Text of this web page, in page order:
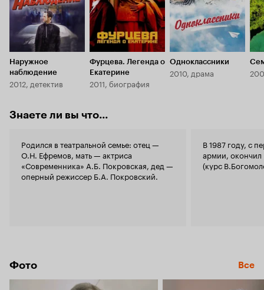
Наружное
наблюдение
2012, детектив
Фурцева. Легенда о
Екатерине
2011, биография
Одноклассники
2010, драма
Знаете ли вы что...
Родился в театральной семье: отец —
О.Н. Ефремов, мать — актриса
«Современника» А.Б. Покровская, дед —
оперный режиссер Б.А. Покровский.
В 1987 году, с
армии,
(курс
Фото Все